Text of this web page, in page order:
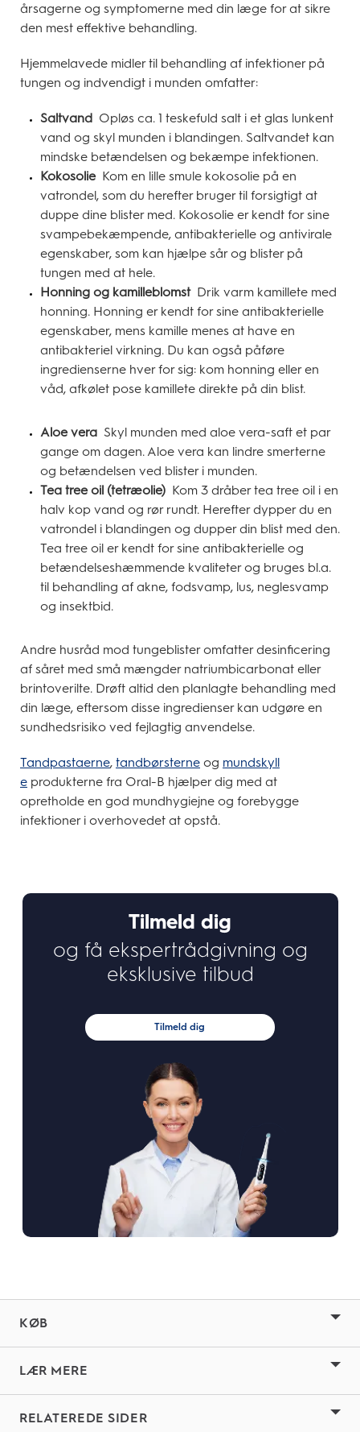
årsagerne og symptomerne med din læge for at sikre
den mest effektive behandling.
Hjemmelavede midler til behandling af infektioner på
tungen og indvendigt i munden omfatter:
Saltvand Opløs ca. 1 teskefuld salt i et glas lunkent
vand og skyl munden i blandingen. Saltvandet kan
mindske betændelsen og bekæmpe infektionen.
Kokosolie Kom en lille smule kokosolie på en
vatrondel, som du herefter bruger til forsigtigt at
duppe dine blister med. Kokosolie er kendt for sine
svampebekæmpende, antibakterielle og antivirale
egenskaber, som kan hjælpe sår og blister på
tungen med at hele.
Honning og kamilleblomstDrik varm kamillete med
honning. Honning er kendt for sine antibakterielle
egenskaber, mens kamille menes at have en
antibakteriel virkning. Du kan også påføre
ingredienserne hver for sig: kom honning eller en
våd, afkølet pose kamillete direkte på din blist.
Aloe vera Skyl munden med aloe vera-saft et par
gange om dagen. Aloe vera kan lindre smerterne
og betændelsen ved blister i munden.
Tea tree oil (tetræolie) Kom 3 dråber tea tree oil i en
halv kop vand og rør rundt. Herefter dypper du en
vatrondel i blandingen og dupper din blist med den.
Tea tree oil er kendt for sine antibakterielle og
betændelseshæmmende kvaliteter og bruges bl.a.
til behandling af akne, fodsvamp, lus, neglesvamp
og insektbid.
Andre husråd mod tungeblister omfatter desinficering
af såret med små mængder natriumbicarbonat eller
brintoverilte. Drøft altid den planlagte behandling med
din læge, eftersom disse ingredienser kan udgøre en
sundhedsrisiko ved fejlagtig anvendelse.
Tandpastaerne, tandbørsterne og mundskyll
e produkterne fra Oral-B hjælper dig med at
opretholde en god mundhygiejne og forebygge
infektioner i overhovedet at opstå.
Tilmeld dig
og få ekspertrådgivning og
eksklusive tilbud
Tilmeld dig
KØB
LÆR MERE
RELATEREDE SIDER